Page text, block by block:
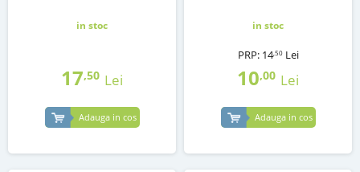
in stoc
17,50 Lei
Adauga in cos
in stoc
PRP: 14,50 Lei
10,00 Lei
Adauga in cos